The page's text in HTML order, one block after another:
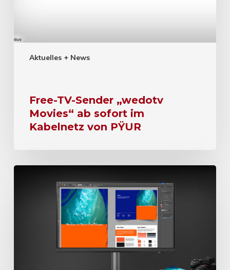
Aktuelles + News
Free-TV-Sender „wedotv
Movies“ ab sofort im
Kabelnetz von PŸUR